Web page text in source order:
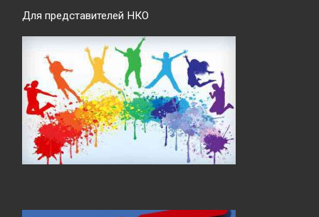
Для представителей НКО